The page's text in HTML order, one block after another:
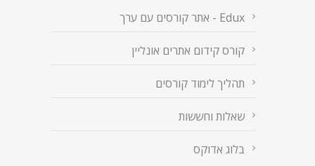
Edux - אתר קורסים עם ערך
קורס קידום אתרים אונליין
תהליך לימוד קורסים
שאלות וחששות
בלוג אדוקס